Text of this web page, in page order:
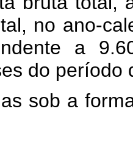
no ano-
a
do período
sob a